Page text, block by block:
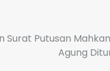
Surat Putusan
Agung